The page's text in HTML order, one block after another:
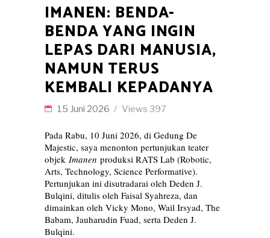
IMANEN: BENDA-
BENDA YANG INGIN
LEPAS DARI MANUSIA,
NAMUN TERUS
KEMBALI KEPADANYA
15 Juni 2026 Views 397
Pada Rabu, 10 Juni 2026, di Gedung De
Majestic, saya menonton pertunjukan teater
objek Imanen produksi RATS Lab (Robotic,
Arts, Technology, Science Performative).
Pertunjukan ini disutradarai oleh Deden J.
Bulqini, ditulis oleh Faisal Syahreza, dan
dimainkan oleh Vicky Mono, Wail Irsyad, The
Babam, Jauharudin Fuad, serta Deden J.
Bulqini.